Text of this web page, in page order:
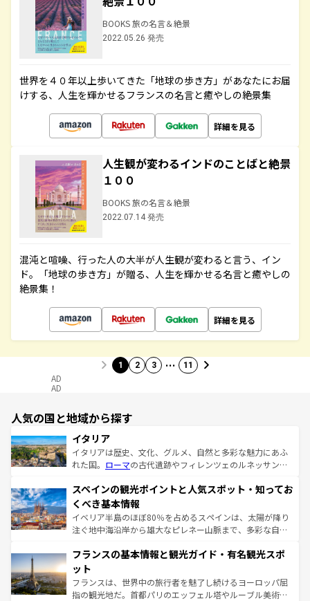
BOOKS 旅の名言＆絶景
2022.05.26 発売
世界を４０年以上歩いてきた「地球の歩き方」があなたにお届
けする、人生を輝かせるフランスの名言と癒やしの絶景集
詳細を見る
人生観が変わるインドのことばと絶景
１００
BOOKS 旅の名言＆絶景
2022.07.14 発売
混沌と喧噪、行った人の大半が人生観が変わると言う、イン
ド。「地球の歩き方」が贈る、人生を輝かせる名言と癒やしの
絶景集！
詳細を見る
1 2 3 … 11
AD
AD
人気の国と地域から探す
イタリア
イタリアは歴史、文化、グルメ、自然と多彩な魅力にあふ
れた国。 ローマの古代遺跡やフィレンツェのルネッサンス
ろん、トスカーナの美しい田園風景やアマルフィ海岸の絶
景など、自然景観も見逃せない。観光の合間には、本場の
ピザやパスタなど、絶品のイタリア料理を堪能することも
できる。朝目覚めてから夜眠るまで、すべての瞬間を楽し
なお、新着のイタリア情報はコンテンツ一覧を参照してほ
しい。
スペインの観光ポイントと人気スポット・知ってお
くべき基本情報
イベリア半島のほぼ80％を占めるスペインは、太陽が降り
注ぐ地中海沿岸から雄大なピレネー山脈まで、多彩な自然
文化が根付くこの国では、情熱的なフラメンコ、熱気あふ
れる闘牛、そして美味しいタパスが生活の一部となってい
る。首都マドリードの洗練された雰囲気や、バルセロナの
アートに溢れた街角から、地方では古代ローマ遺跡や中世
フランスの基本情報と観光ガイド・有名観光スポ
ット
フランスは、世界中の旅行者を魅了し続けるヨーロッパ屈
指の観光地だ。首都パリのエッフェル塔やルーブル美術館